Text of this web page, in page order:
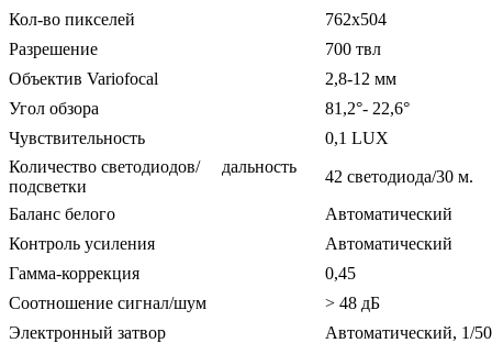
Кол-во пикселей
762x504
Разрешение
700 твл
Объектив Variofocal
2,8-12 мм
Угол обзора
81,2°- 22,6°
Чувствительность
0,1 LUX
Количество светодиодов/ дальность
подсветки
42 светодиода/30 м.
Баланс белого
Автоматический
Контроль усиления
Автоматический
Гамма-коррекция
0,45
Соотношение сигнал/шум
> 48 дБ
Электронный затвор
Автоматический, 1/